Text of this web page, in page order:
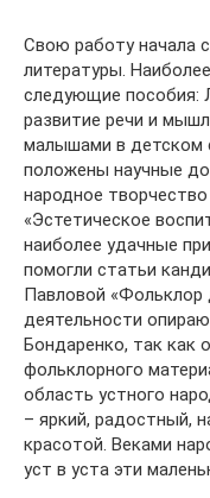
Свою работу начала
литературы.
следующие пособия:
развитие речи и
малышами в детском
положены научные
народное
«Эстетическое
наиболее удачные
помогли статьи
Павловой «Фольклор
деятельности
Бондаренко, так как
фольклорного
область устного
– яркий, радостный,
красотой. Веками
уст в уста эти